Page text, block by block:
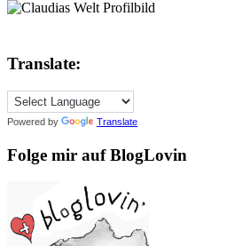
Translate:
Powered by Translate
Folge mir auf BlogLovin